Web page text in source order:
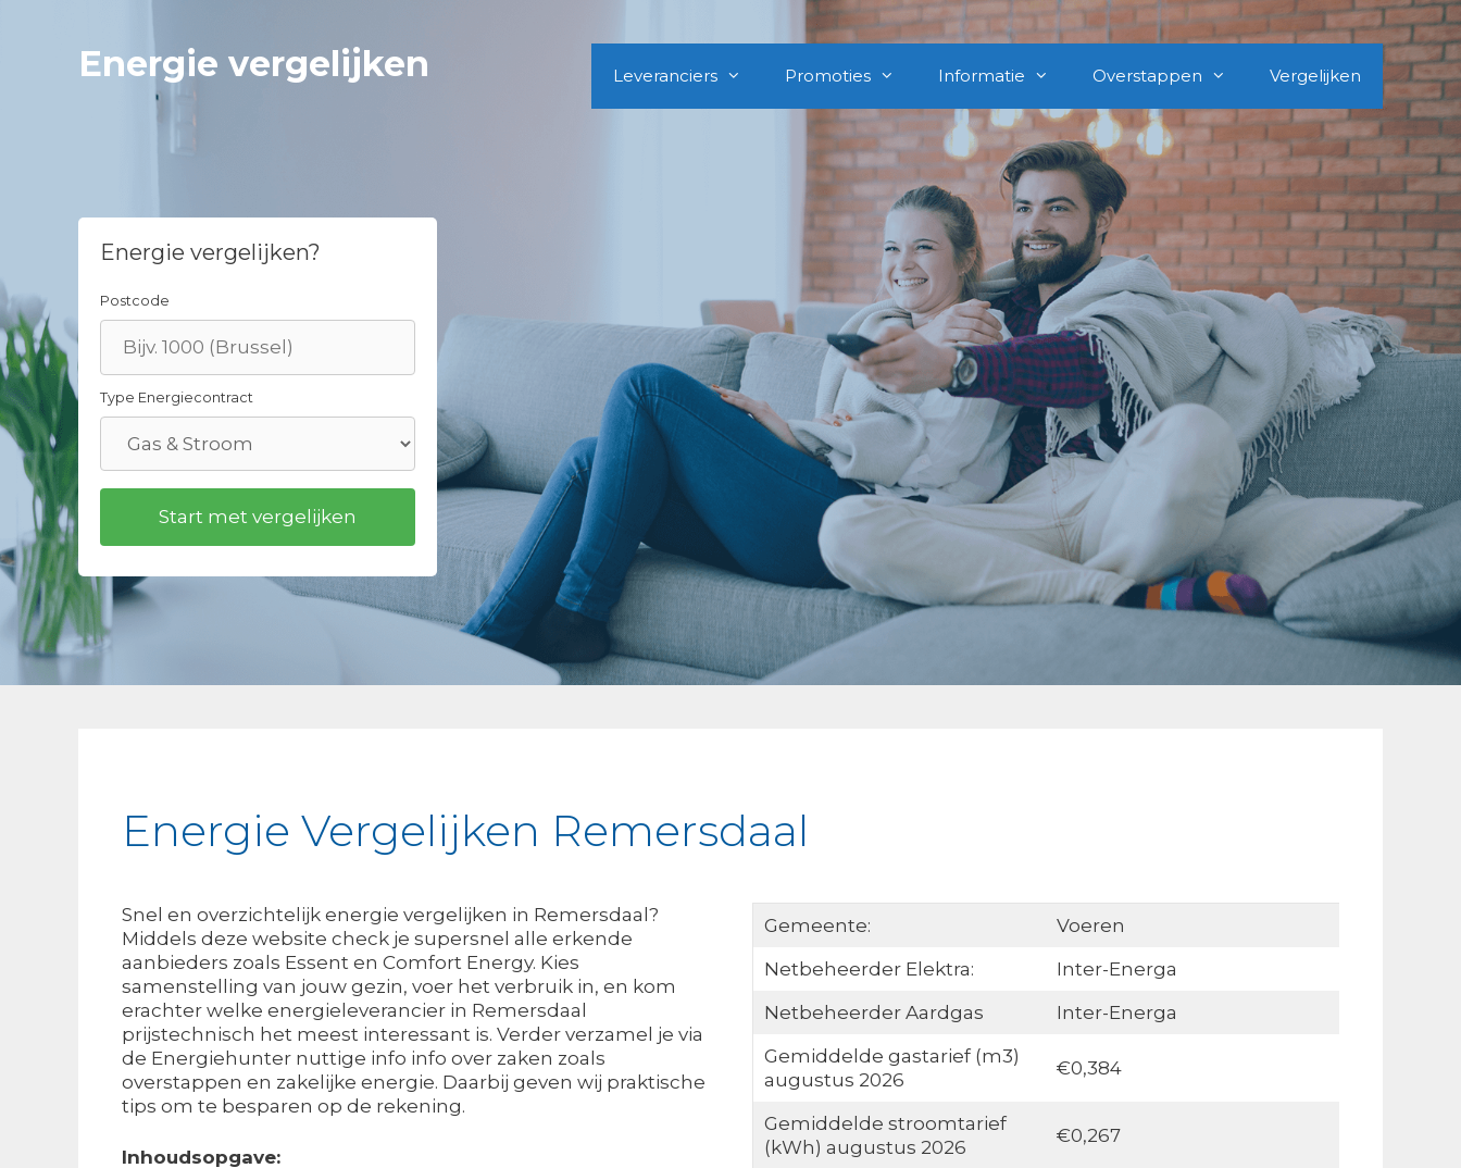
Energie vergelijken Leveranciers Promoties Informatie Overstappen Vergelijken
Energie vergelijken?
Postcode
Type Energiecontract
Energie Vergelijken Remersdaal
Snel en overzichtelijk energie vergelijken in Remersdaal?
Middels deze website check je supersnel alle erkende
aanbieders zoals Essent en Comfort Energy. Kies
samenstelling van jouw gezin, voer het verbruik in, en kom
erachter welke energieleverancier in Remersdaal
prijstechnisch het meest interessant is. Verder verzamel je via
de Energiehunter nuttige info info over zaken zoals
overstappen en zakelijke energie. Daarbij geven wij praktische
tips om te besparen op de rekening.
Inhoudsopgave:
Gemeente:
Voeren
Netbeheerder Elektra:
Inter-Energa
Netbeheerder Aardgas
Inter-Energa
Gemiddelde gastarief (m3)
augustus 2026
€0,384
Gemiddelde stroomtarief
(kWh) augustus 2026
€0,267